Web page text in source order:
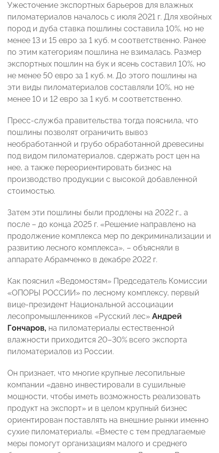
Ужесточение экспортных барьеров для влажных
пиломатериалов началось с июля 2021 г. Для хвойных
пород и дуба ставка пошлины составила 10%, но не
менее 13 и 15 евро за 1 куб. м соответственно. Ранее
по этим категориям пошлина не взималась. Размер
экспортных пошлин на бук и ясень составил 10%, но
не менее 50 евро за 1 куб. м. До этого пошлины на
эти виды пиломатериалов составляли 10%, но не
менее 10 и 12 евро за 1 куб. м соответственно.
Пресс-служба правительства тогда пояснила, что
пошлины позволят ограничить вывоз
необработанной и грубо обработанной древесины
под видом пиломатериалов, сдержать рост цен на
нее, а также переориентировать бизнес на
производство продукции с высокой добавленной
стоимостью.
Затем эти пошлины были продлены на 2022 г., а
после – до конца 2025 г. «Решение направлено на
продолжение комплекса мер по декриминализации и
развитию лесного комплекса», – объясняли в
аппарате Абрамченко в декабре 2022 г.
Как пояснил «Ведомостям» Председатель Комиссии
«ОПОРЫ РОССИИ» по лесному комплексу, первый
вице-президент Национальной ассоциации
лесопромышленников «Русский лес» Андрей
Гончаров, на пиломатериалы естественной
влажности приходится 20–30% всего экспорта
пиломатериалов из России.
Он признает, что многие крупные лесопильные
компании «давно инвестировали в сушильные
мощности, чтобы иметь возможность реализовать
продукт на экспорт» и в целом крупный бизнес
ориентирован поставлять на внешние рынки именно
сухие пиломатериалы. «Вместе с тем предлагаемые
меры помогут организациям малого и среднего